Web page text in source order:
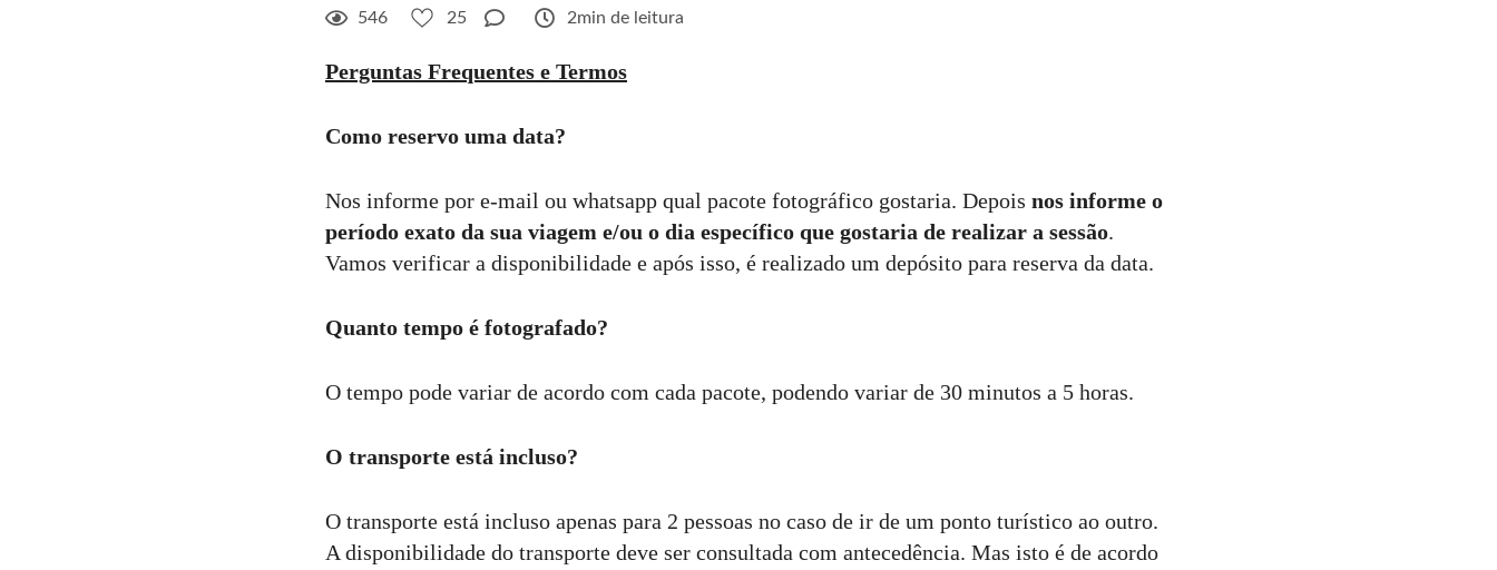
546 25 2min de leitura
Perguntas Frequentes e Termos
Como reservo uma data?
Nos informe por e-mail ou whatsapp qual pacote fotográfico gostaria. Depois nos informe o
período exato da sua viagem e/ou o dia específico que gostaria de realizar a sessão.
Vamos verificar a disponibilidade e após isso, é realizado um depósito para reserva da data.
Quanto tempo é fotografado?
O tempo pode variar de acordo com cada pacote, podendo variar de 30 minutos a 5 horas.
O transporte está incluso?
O transporte está incluso apenas para 2 pessoas no caso de ir de um ponto turístico ao outro.
A disponibilidade do transporte deve ser consultada com antecedência. Mas isto é de acordo